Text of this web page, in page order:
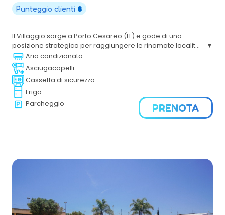
Punteggio clienti 8
Il Villaggio sorge a Porto Cesareo (LE) e gode di una
posizione strategica per raggiungere le rinomate località
di Gallipoli e le marine di Ugento. Il Mare, il Sole,
l'accoglienza cordiale renderanno piacevoli le tue
vacanze nel Salento.
Aria condizionata
Asciugacapelli
Cassetta di sicurezza
Frigo
Parcheggio
PRENOTA